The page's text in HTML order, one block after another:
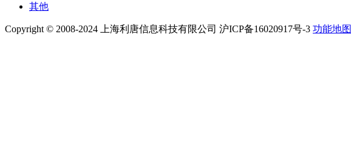
其他
Copyright © 2008-2024 上海利唐信息科技有限公司 沪ICP备16020917号-3 功能地图